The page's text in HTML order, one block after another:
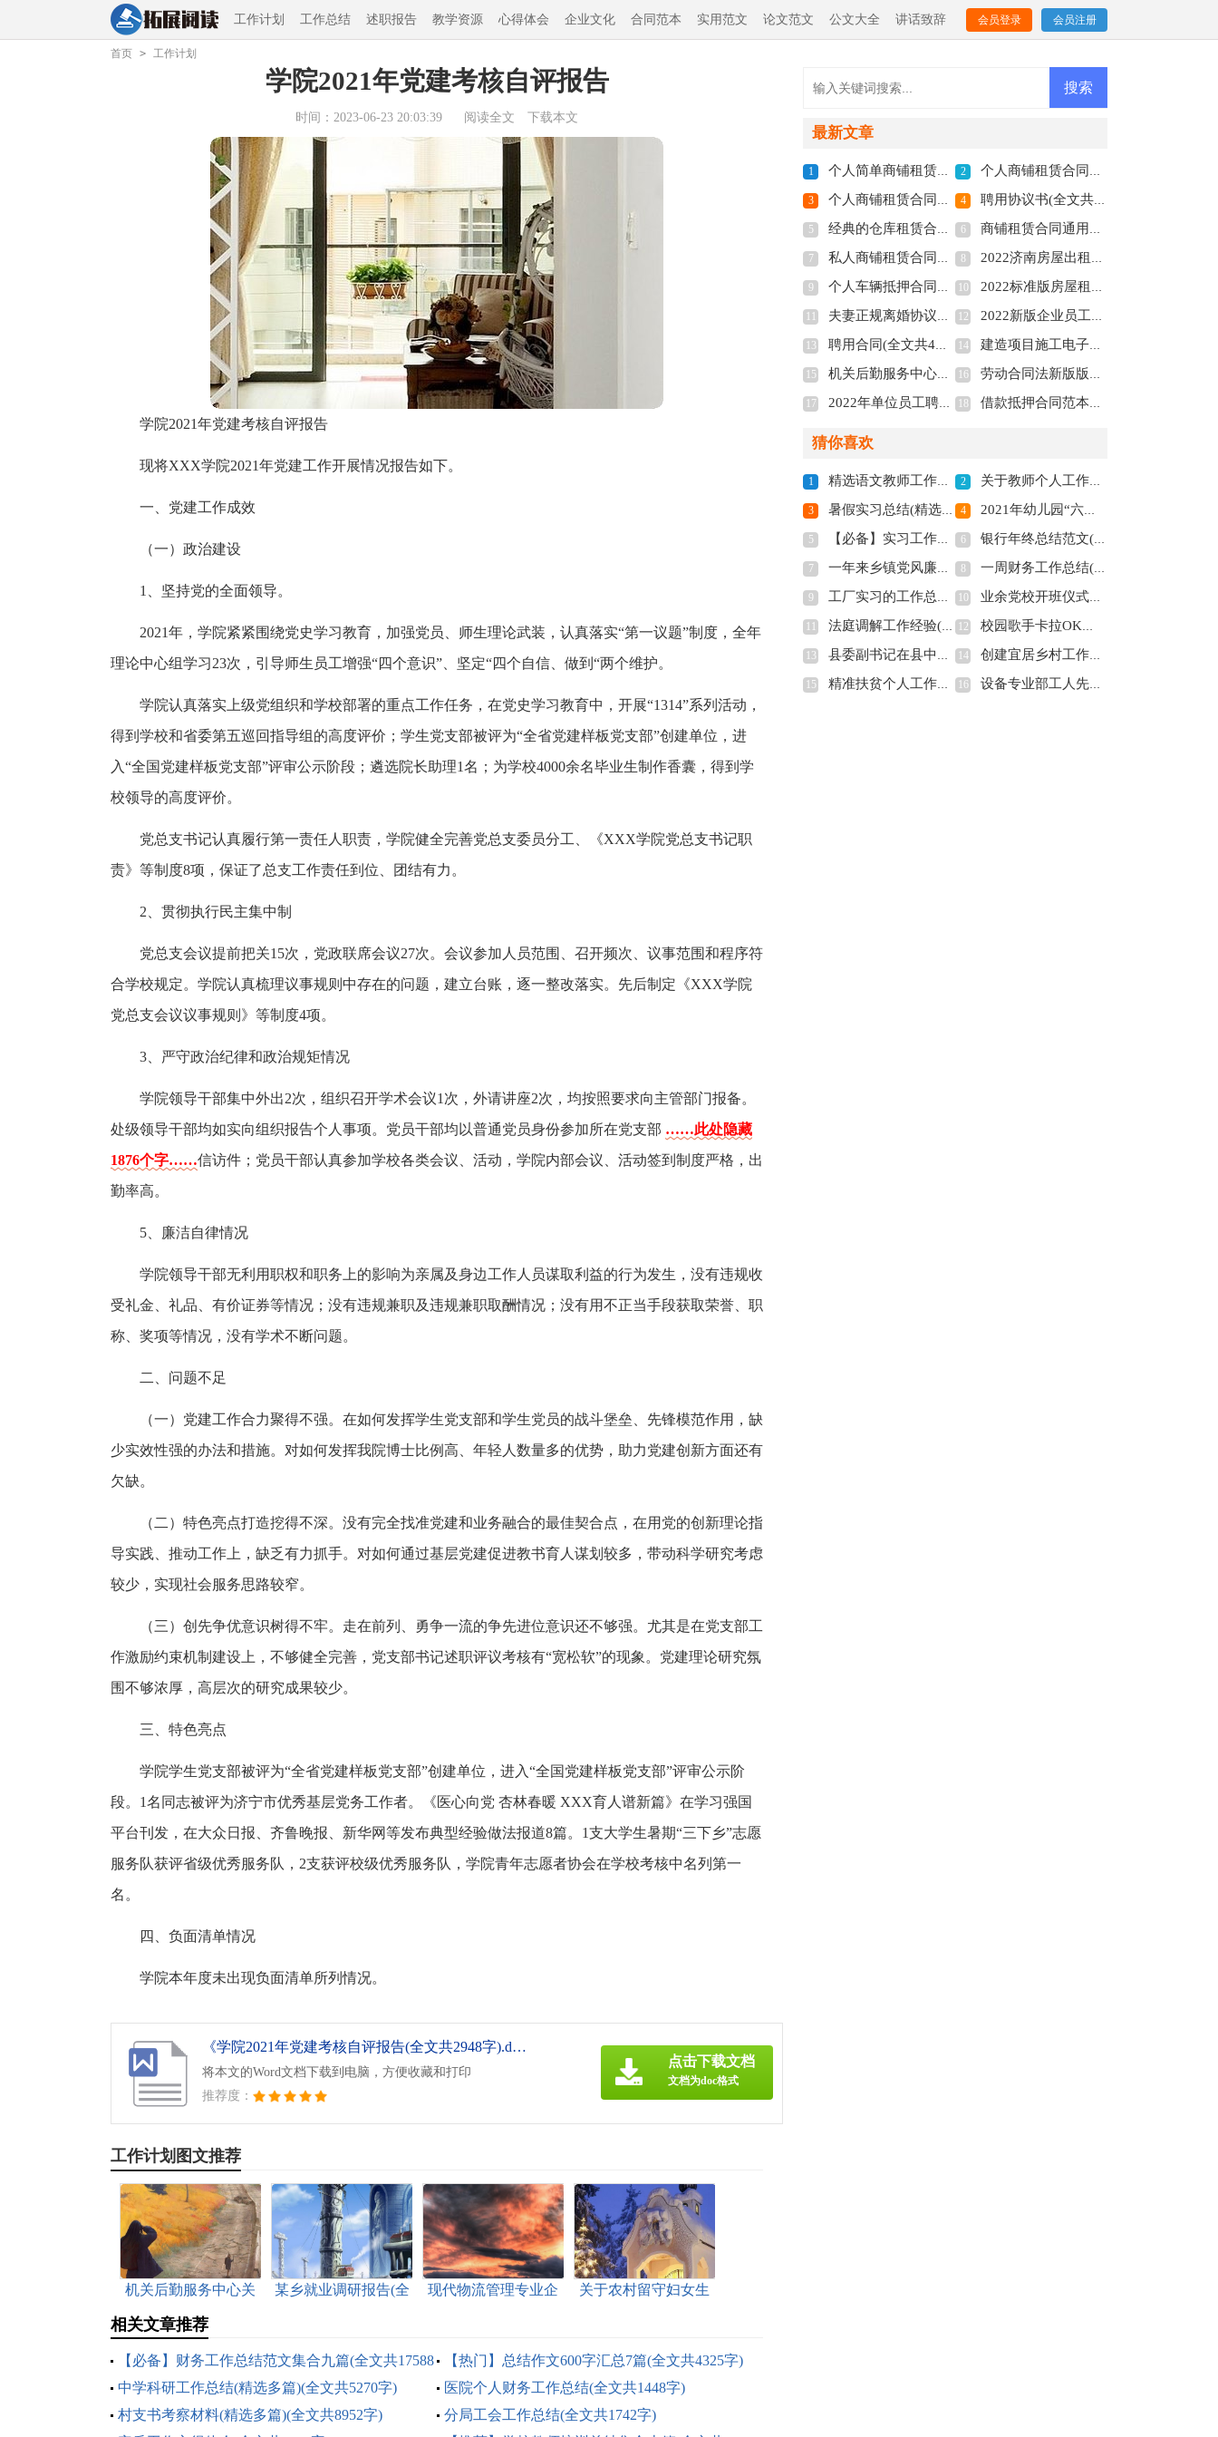
工作计划 工作总结 述职报告 教学资源 心得体会 企业文化 合同范本 实用范文 论文范文 公文大全 讲话致辞 会员登录 会员注册
首页 > 工作计划
学院2021年党建考核自评报告
时间：2023-06-23 20:03:39 阅读全文 下载本文
学院2021年党建考核自评报告
现将XXX学院2021年党建工作开展情况报告如下。
一、党建工作成效
（一）政治建设
1、坚持党的全面领导。
2021年，学院紧紧围绕党史学习教育，加强党员、师生理论武装，认真落实“第一议题”制度，全年
理论中心组学习23次，引导师生员工增强“四个意识”、坚定“四个自信、做到“两个维护。
学院认真落实上级党组织和学校部署的重点工作任务，在党史学习教育中，开展“1314”系列活动，
得到学校和省委第五巡回指导组的高度评价；学生党支部被评为“全省党建样板党支部”创建单位，进
入“全国党建样板党支部”评审公示阶段；遴选院长助理1名；为学校4000余名毕业生制作香囊，得到学
校领导的高度评价。
党总支书记认真履行第一责任人职责，学院健全完善党总支委员分工、《XXX学院党总支书记职
责》等制度8项，保证了总支工作责任到位、团结有力。
2、贯彻执行民主集中制
党总支会议提前把关15次，党政联席会议27次。会议参加人员范围、召开频次、议事范围和程序符
合学校规定。学院认真梳理议事规则中存在的问题，建立台账，逐一整改落实。先后制定《XXX学院
党总支会议议事规则》等制度4项。
3、严守政治纪律和政治规矩情况
学院领导干部集中外出2次，组织召开学术会议1次，外请讲座2次，均按照要求向主管部门报备。
处级领导干部均如实向组织报告个人事项。党员干部均以普通党员身份参加所在党支部 ……此处隐藏
1876个字……信访件；党员干部认真参加学校各类会议、活动，学院内部会议、活动签到制度严格，出
勤率高。
5、廉洁自律情况
学院领导干部无利用职权和职务上的影响为亲属及身边工作人员谋取利益的行为发生，没有违规收
受礼金、礼品、有价证券等情况；没有违规兼职及违规兼职取酬情况；没有用不正当手段获取荣誉、职
称、奖项等情况，没有学术不断问题。
二、问题不足
（一）党建工作合力聚得不强。在如何发挥学生党支部和学生党员的战斗堡垒、先锋模范作用，缺
少实效性强的办法和措施。对如何发挥我院博士比例高、年轻人数量多的优势，助力党建创新方面还有
欠缺。
（二）特色亮点打造挖得不深。没有完全找准党建和业务融合的最佳契合点，在用党的创新理论指
导实践、推动工作上，缺乏有力抓手。对如何通过基层党建促进教书育人谋划较多，带动科学研究考虑
较少，实现社会服务思路较窄。
（三）创先争优意识树得不牢。走在前列、勇争一流的争先进位意识还不够强。尤其是在党支部工
作激励约束机制建设上，不够健全完善，党支部书记述职评议考核有“宽松软”的现象。党建理论研究氛
围不够浓厚，高层次的研究成果较少。
三、特色亮点
学院学生党支部被评为“全省党建样板党支部”创建单位，进入“全国党建样板党支部”评审公示阶
段。1名同志被评为济宁市优秀基层党务工作者。《医心向党 杏林春暖 XXX育人谱新篇》在学习强国
平台刊发，在大众日报、齐鲁晚报、新华网等发布典型经验做法报道8篇。1支大学生暑期“三下乡”志愿
服务队获评省级优秀服务队，2支获评校级优秀服务队，学院青年志愿者协会在学校考核中名列第一
名。
四、负面清单情况
学院本年度未出现负面清单所列情况。
《学院2021年党建考核自评报告(全文共2948字).doc》
将本文的Word文档下载到电脑，方便收藏和打印
推荐度：
点击下载文档
文档为doc格式
工作计划图文推荐
机关后勤服务中心关
研报告(全文共2845字)
某乡就业调研报告(全
现代物流管理专业企
关于农村留守妇女生
相关文章推荐
【必备】财务工作总结范文集合九篇(全文共17588
字)
【热门】总结作文600字汇总7篇(全文共4325字)
中学科研工作总结(精选多篇)(全文共5270字)
医院个人财务工作总结(全文共1448字)
村支书考察材料(精选多篇)(全文共8952字)
分局工会工作总结(全文共1742字)
最新文章
1 个人简单商铺租赁合同范本(全文共4011字) 2 个人商铺租赁合同简易版2022年(全文共8189字)
3 个人商铺租赁合同多篇(全文共5848字) 4 聘用协议书(全文共6012字)
5 经典的仓库租赁合同范本多篇(全文共3146字) 6 商铺租赁合同通用版【多篇】(全文共5663字)
7 私人商铺租赁合同标准版(全文共4877字) 8 2022济南房屋出租合同电子版(全文共6127字)
9 个人车辆抵押合同协议多篇(全文共3888字) 10 2022标准版房屋租赁合同多篇(全文共3951字)
夫妻正规离婚协议书2022(全文共3211字) 12 2022新版企业员工劳动合同(全文共6610字)
13 聘用合同(全文共4741字) 14 建造项目施工电子合同2022【多篇】(全文共4158字)
15 机关后勤服务中心关于公务用车管理的调研报告(全文共2845字) 16 劳动合同法新版版本2022(全文共7655字)
17 2022年单位员工聘用合同简易版(全文共3858字) 18 借款抵押合同范本多篇(全文共3192字)
猜你喜欢
1 精选语文教师工作总结3篇(全文共4776字) 2 关于教师个人工作总结模板汇总九篇(全文共12019字)
3 暑假实习总结(精选15篇)(全文共19702字) 4 2021年幼儿园“六一”主持稿(全文共1482字)
5 【必备】实习工作总结模板汇编九篇(全文共12033字) 6 银行年终总结范文(全文共20184字)
7 一年来乡镇党风廉政建设工作报告(全文共3266字) 8 一周财务工作总结(全文共3553字)
9 工厂实习的工作总结(全文共15984字) 10 业余党校开班仪式讲话稿(全文共7478字)
法庭调解工作经验(精选多篇)(全文共9249字) 12 校园歌手卡拉OK大赛“青春梦飞扬”策划书(精选多篇)(全文共5269字)
13 县委副书记在县中医院新住院大楼开业庆典上的讲话(精选多篇)(全文共4242字) 14 创建宜居乡村工作的汇报材料(全文共1207字)
15 精准扶贫个人工作总结(全文共28430字) 16 设备专业部工人先锋号事迹材料(全文共1541字)